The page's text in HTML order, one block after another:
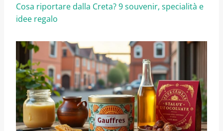
Cosa riportare dalla Creta? 9 souvenir, specialità e
idee regalo